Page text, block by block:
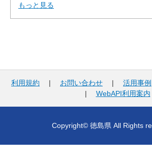
もっと見る
利用規約 | お問い合わせ | 活用事例
| WebAPI利用案内
Copyright© 徳島県 All Rights